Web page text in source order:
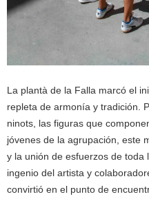
La plantà de la Falla marcó el
repleta de armonía y tradición.
ninots, las figuras que
jóvenes de la agrupación, este
y la unión de esfuerzos de toda
ingenio del artista y
convirtió en el punto de